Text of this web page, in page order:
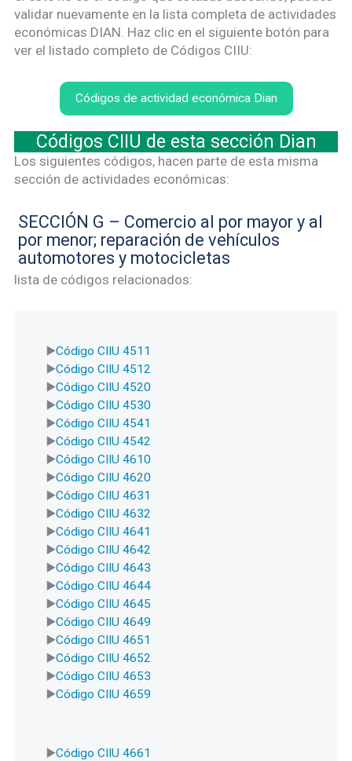
validar nuevamente en la lista completa de actividades
económicas DIAN. Haz clic en el siguiente botón para
ver el listado completo de Códigos CIIU:
Códigos de actividad económica Dian
Códigos CIIU de esta sección Dian
Los siguientes códigos, hacen parte de esta misma
sección de actividades económicas:
SECCIÓN G – Comercio al por mayor y al
por menor; reparación de vehículos
automotores y motocicletas
lista de códigos relacionados:
Código CIIU 4511
Código CIIU 4512
Código CIIU 4520
Código CIIU 4530
Código CIIU 4541
Código CIIU 4542
Código CIIU 4610
Código CIIU 4620
Código CIIU 4631
Código CIIU 4632
Código CIIU 4641
Código CIIU 4642
Código CIIU 4643
Código CIIU 4644
Código CIIU 4645
Código CIIU 4649
Código CIIU 4651
Código CIIU 4652
Código CIIU 4653
Código CIIU 4659
Código CIIU 4661